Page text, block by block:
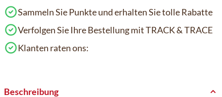
Sammeln Sie Punkte und erhalten Sie tolle Rabatte
Verfolgen Sie Ihre Bestellung mit TRACK & TRACE
Klanten raten ons:
Beschreibung